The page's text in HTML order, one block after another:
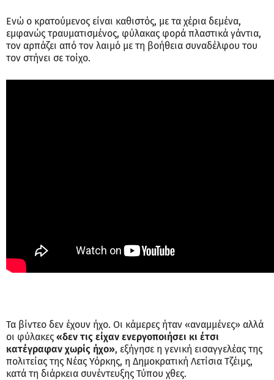
Ενώ ο κρατούμενος είναι καθιστός, με τα χέρια δεμένα,
εμφανώς τραυματισμένος, φύλακας φορά πλαστικά γάντια,
τον αρπάζει από τον λαιμό με τη βοήθεια συναδέλφου του
τον στήνει σε τοίχο.
Τα βίντεο δεν έχουν ήχο. Οι κάμερες ήταν «αναμμένες» αλλά
οι φύλακες «δεν τις είχαν ενεργοποιήσει κι έτσι
κατέγραφαν χωρίς ήχο», εξήγησε η γενική εισαγγελέας της
πολιτείας της Νέας Υόρκης, η Δημοκρατική Λετίσια Τζέιμς,
κατά τη διάρκεια συνέντευξης Τύπου χθες.